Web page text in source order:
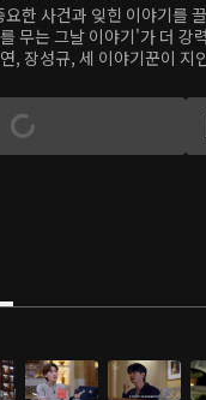
한 사건과 잊힌 이야기를
무는 그날 이야기'가 더 강
, 장성규, 세 이야기꾼이 지